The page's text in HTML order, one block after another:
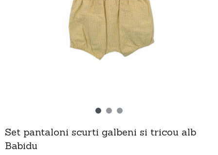
Set pantaloni scurti galbeni si tricou alb
Babidu